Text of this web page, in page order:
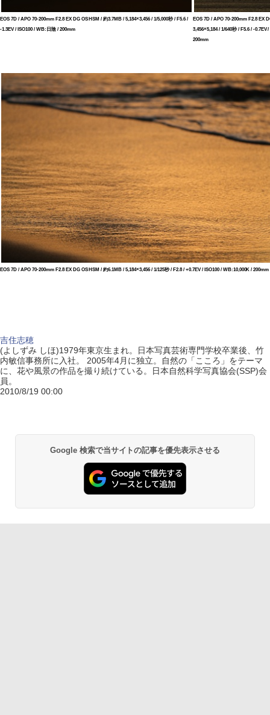
EOS 7D / APO 70-200mm F2.8 EX DG OS HSM / 約3.7MB / 5,184×3,456 / 1/5,000秒 / F5.6 /
-1.3EV / ISO100 / WB:日陰 / 200mm
EOS 7D / APO 70-200mm F2.8 EX
3,456×5,184 / 1/640秒 / F5.6 / -0.7EV
200mm
EOS 7D / APO 70-200mm F2.8 EX DG OS HSM / 約6.1MB / 5,184×3,456 / 1/125秒 / F2.8 / +0.7EV / ISO100 / WB:10,000K / 200mm
吉住志穂
(よしずみ しほ)1979年東京生まれ。日本写真芸術専門学校卒業後、竹
内敏信事務所に入社。 2005年4月に独立。自然の「こころ」をテーマ
に、花や風景の作品を撮り続けている。日本自然科学写真協会(SSP)会
員。
2010/8/19 00:00
Google 検索で当サイトの記事を優先表示させる